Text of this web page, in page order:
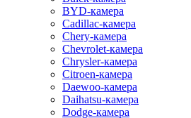
BYD-камера
Cadillac-камера
Chery-камера
Chevrolet-камера
Chrysler-камера
Citroen-камера
Daewoo-камера
Daihatsu-камера
Dodge-камера